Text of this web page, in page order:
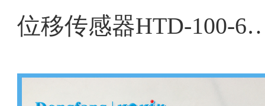
位移传感器HTD-100-6、